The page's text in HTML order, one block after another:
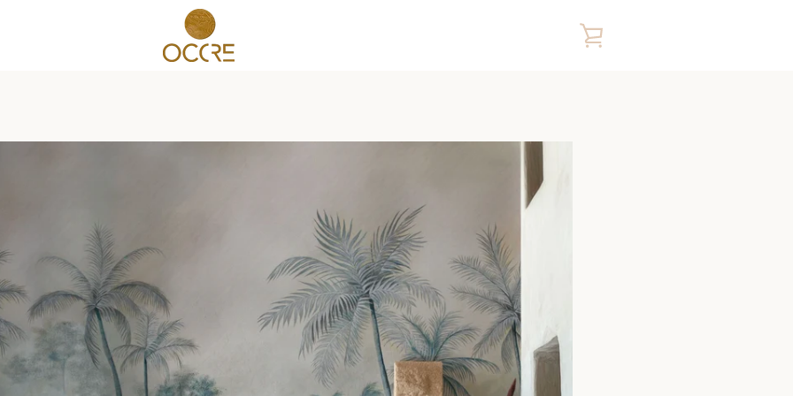
SlideSlide